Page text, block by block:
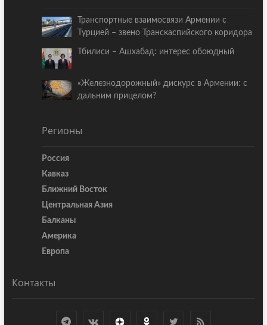
Транспортные взаимосвязи Армении с
Турцией – звено Транскаспийского коридора
Тбилиси – Ашхабад: интерес обоюдный
«Железнодорожный» дискурс в Армении: с
дальним прицелом?
Регионы
Россия
Кавказ
Ближний Восток
Центральная Азия
Балканы
Америка
Европа
Контакты